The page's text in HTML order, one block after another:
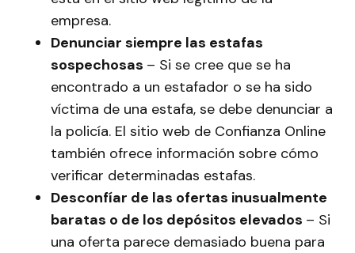
empresa.
Denunciar siempre las estafas
sospechosas – Si se cree que se ha
encontrado a un estafador o se ha sido
víctima de una estafa, se debe denunciar a
la policía. El sitio web de Confianza Online
también ofrece información sobre cómo
verificar determinadas estafas.
Desconfíar de las ofertas inusualmente
baratas o de los depósitos elevados – Si
una oferta parece demasiado buena para